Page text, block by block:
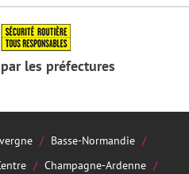
les préfectures
Basse-Normandie
Champagne-Ardenne